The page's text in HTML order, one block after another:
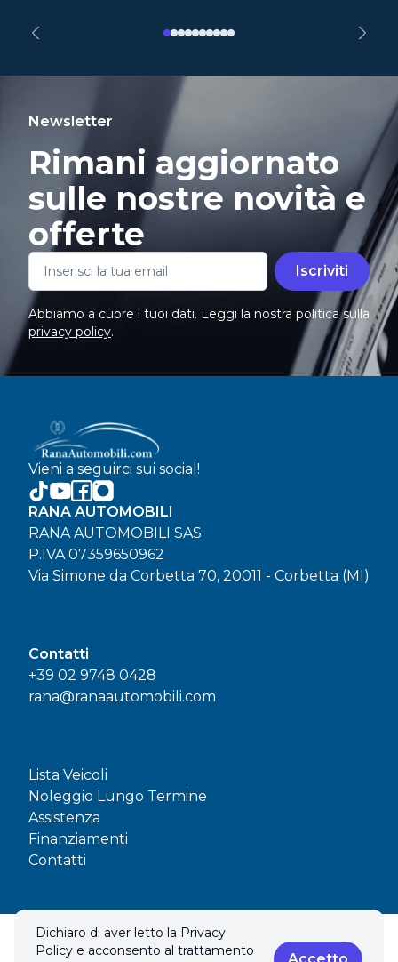
Newsletter
Rimani aggiornato
sulle nostre novità e
offerte
Iscriviti
Abbiamo a cuore i tuoi dati. Leggi la nostra politica sulla
privacy policy.
Vieni a seguirci sui social!
RANA AUTOMOBILI
RANA AUTOMOBILI SAS
P.IVA 07359650962
Via Simone da Corbetta 70, 20011 - Corbetta (MI)
Contatti
+39 02 9748 0428
rana@ranaautomobili.com
Lista Veicoli
Noleggio Lungo Termine
Assistenza
Finanziamenti
Contatti
Dichiaro di aver letto la Privacy
Policy e acconsento al trattamento
© 2026 RANA AUTOMOBILI SAS. Tutti i diritti riservati.
Privacy policy & Cookies policy